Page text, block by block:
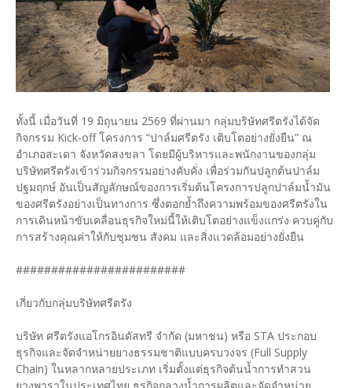
ทั้งนี้ เมื่อวันที่ 19 มิถุนายน 2569 ที่ผ่านมา กลุ่มบริษัทศรีตรังได้จัด
กิจกรรม Kick-off โครงการ “ปาล์มศรีตรัง เติบโตอย่างยั่งยืน” ณ
อำเภอสะเดา จังหวัดสงขลา โดยมีผู้บริหารและพนักงานของกลุ่ม
บริษัทศรีตรังเข้าร่วมกิจกรรมอย่างคับคั่ง เพื่อร่วมกันปลูกต้นปาล์ม
ปฐมฤกษ์ อันเป็นสัญลักษณ์ของการเริ่มต้นโครงการปลูกปาล์มน้ำมัน
ของศรีตรังอย่างเป็นทางการ ซึ่งตอกย้ำถึงความพร้อมของศรีตรังใน
การเดินหน้าขับเคลื่อนธุรกิจใหม่นี้ให้เติบโตอย่างแข็งแกร่ง ควบคู่กับ
การสร้างคุณค่าให้กับชุมชน สังคม และสิ่งแวดล้อมอย่างยั่งยืน
########################
เกี่ยวกับกลุ่มบริษัทศรีตรัง
บริษัท ศรีตรังแอโกรอินดัสทรี จำกัด (มหาชน) หรือ STA ประกอบ
ธุรกิจและจัดจำหน่ายยางธรรมชาติแบบครบวงจร (Full Supply
Chain) ในหลากหลายประเภท เริ่มตั้งแต่ธุรกิจต้นน้ำการทำสวน
ยางพาราในประเทศไทย ธุรกิจกลางน้ำการผลิตและจัดจำหน่าย